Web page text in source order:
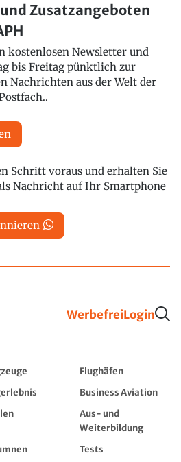
Zusatzangeboten
kostenlosen Newsletter und
bis Freitag pünktlich zur
Nachrichten aus der Welt der
Schritt voraus und erhalten Sie
Nachricht auf Ihr Smartphone
WerbefreiLogin
Flughäfen
Business Aviation
Aus- und
Weiterbildung
Tests